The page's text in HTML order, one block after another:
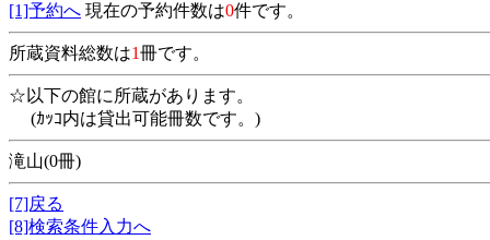
[1]予約へ 現在の予約件数は0件です。
所蔵資料総数は1冊です。
☆以下の館に所蔵があります。
(ｶｯｺ内は貸出可能冊数です。)
滝山(0冊)
[7]戻る
[8]検索条件入力へ